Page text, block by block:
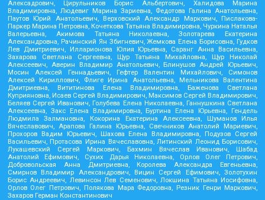
Алексадрович, Цирульников Борис Альбертович, Халидова Марина
Владимировна, Людевиг Марина Зариевна, Федотова Галина Анатольевна,
Паутов Юрий Анатольевич, Верховский Александр Маркович, Пислакова-
Паркер Марина Петровна, Кочеткова Татьяна Владимировна, Чуркина Наталья
Валерьевна, Акимова Татьяна Николаевна, Золотарева Екатерина
Александровна, Рачинский Ян Збигневич, Жемкова Елена Борисовна, Гудков
Лев Дмитриевич, Илларионова Юлия Юрьевна, Саранг Анна Васильевна,
Захарова Светлана Сергеевна, Щур Татьяна Михайловна, Щур Николай
Алексеевич, Аверин Владимир Анатольевич, Блинушов Андрей Юрьевич,
Мосин Алексей Геннадьевич, Гефтер Валентин Михайлович, Симонов
Алексей Кириллович, Флиге Ирина Анатольевна, Мельникова Валентина
Дмитриевна, Вититинова Елена Владимировна, Баженова Светлана
Куприяновна, Исаев Сергей Владимирович, Максимов Сергей Владимирович,
Беляев Сергей Иванович, Голубева Елена Николаевна, Ганнушкина Светлана
Алексеевна, Закс Елена Владимировна, Буртина Елена Юрьевна, Гендель
Людмила Залмановна, Кокорина Екатерина Алексеевна, Шуманов Илья
Вячеславович, Арапова Галина Юрьевна, Свечников Анатолий Мариевич,
Прохоров Вадим Юрьевич, Шахова Елена Владимировна, Подузов Сергей
Васильевич, Протасова Ирина Вячеславовна, Литинский Леонид Борисович,
Лукашевский Сергей Маркович, Бахмин Вячеслав Иванович, Шабад
Анатолий Ефимович, Сухих Дарья Николаевна, Орлов Олег Петрович,
Добровольская Анна Дмитриевна, Королева Александра Евгеньевна,
Смирнов Владимир Александрович, Вицин Сергей Ефимович, Золотухин
Борис Андреевич, Левинсон Лев Семенович, Локшина Татьяна Иосифовна,
Орлов Олег Петрович, Полякова Мара Федоровна, Резник Генри Маркович,
Захаров Герман Константинович